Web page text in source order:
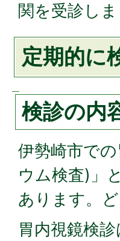
関を受診しま
定期的に
検診の内
伊勢崎市で
ウム検査)」
あります。
胃内視鏡検